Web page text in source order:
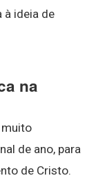
à ideia de
na
muito
de ano, para
de Cristo.